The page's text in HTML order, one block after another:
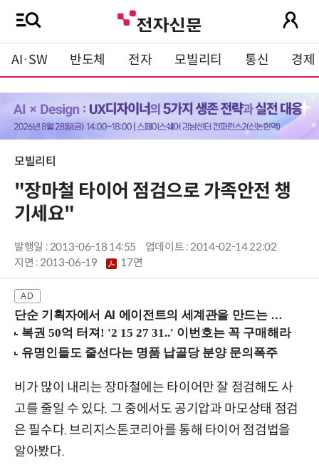
AI·SW 반도체 전자 모빌리티 통신 경제
모빌리티
"장마철 타이어 점검으로 가족안전 챙
기세요"
발행일 : 2013-06-18 14:55
업데이트 : 2014-02-14 22:02
지면 :2013-06-19 17면
단순 기획자에서 AI 에이전트의 세계관을 만드는 지식 설계자로.. (8/20 강남역)
비가 많이 내리는 장마철에는 타이어만 잘 점검해도 사
고를 줄일 수 있다. 그 중에서도 공기압과 마모상태 점검
은 필수다. 브리지스톤코리아를 통해 타이어 점검법을
알아봤다.